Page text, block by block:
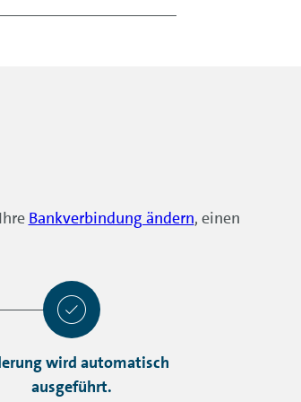
Bankverbindung ändern, einen
wird automatisch
ausgeführt.